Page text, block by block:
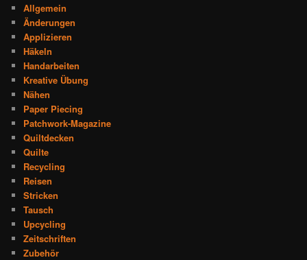
Allgemein
Änderungen
Applizieren
Häkeln
Handarbeiten
Kreative Übung
Nähen
Paper Piecing
Patchwork-Magazine
Quiltdecken
Quilte
Recycling
Reisen
Stricken
Tausch
Upcycling
Zeitschriften
Zubehör